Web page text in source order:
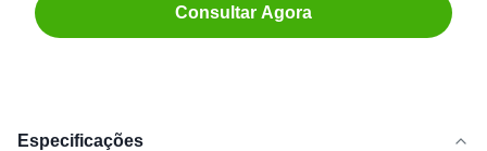
Consultar Agora
Especificações